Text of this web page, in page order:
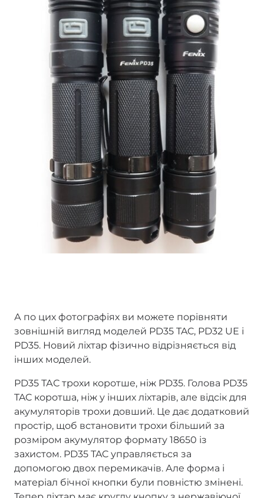
А по цих фотографіях ви можете порівняти
зовнішній вигляд моделей PD35 TAC, PD32 UE і
PD35. Новий ліхтар фізично відрізняється від
інших моделей.
PD35 ТАС трохи коротше, ніж PD35. Голова PD35
TAC коротша, ніж у інших ліхтарів, але відсік для
акумуляторів трохи довший. Це дає додатковий
простір, щоб встановити трохи більший за
розміром акумулятор формату 18650 із
захистом. PD35 TAC управляється за
допомогою двох перемикачів. Але форма і
матеріал бічної кнопки були повністю змінені.